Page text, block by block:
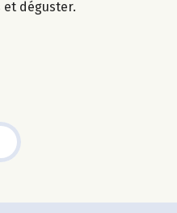
déguster.